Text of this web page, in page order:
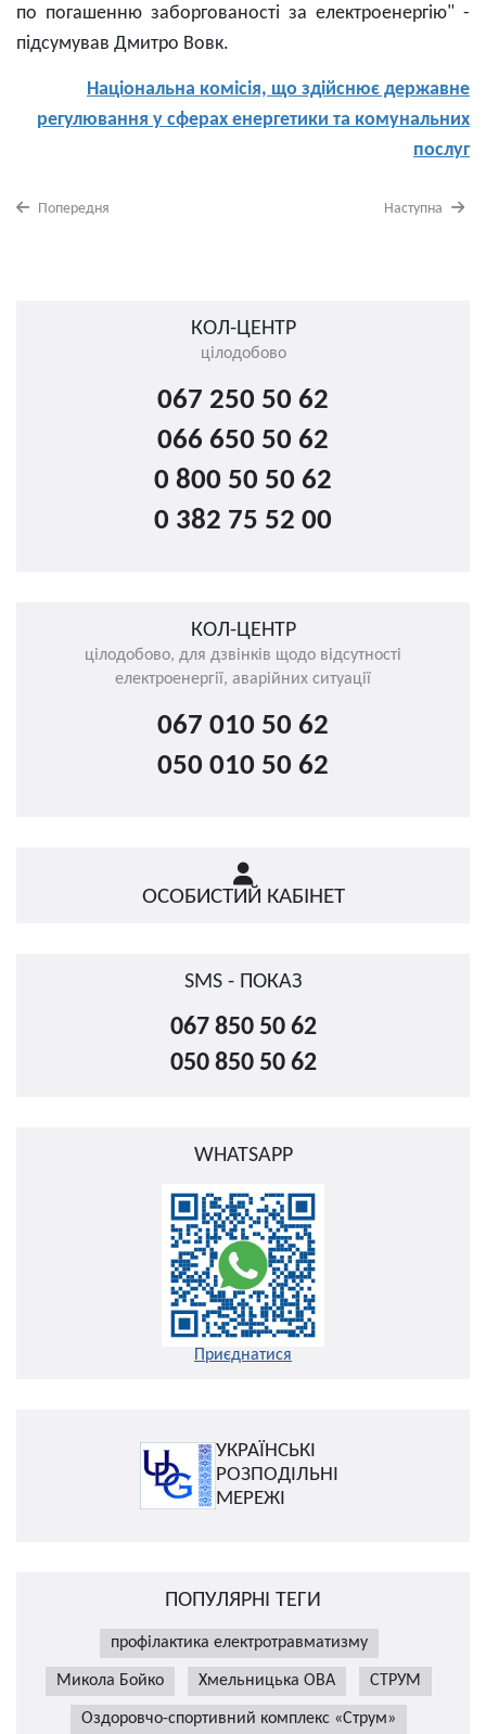
по погашенню заборгованості за електроенергію" -
підсумував Дмитро Вовк.
Національна комісія, що здійснює державне
регулювання у сферах енергетики та комунальних
послуг
Попередня Наступна
КОЛ-ЦЕНТР
цілодобово
067 250 50 62
066 650 50 62
0 800 50 50 62
0 382 75 52 00
КОЛ-ЦЕНТР
цілодобово, для дзвінків щодо відсутності
електроенергії, аварійних ситуації
067 010 50 62
050 010 50 62
ОСОБИСТИЙ КАБІНЕТ
SMS - ПОКАЗ
067 850 50 62
050 850 50 62
WHATSAPP
Приєднатися
УКРАЇНСЬКІ
РОЗПОДІЛЬНІ
МЕРЕЖІ
ПОПУЛЯРНІ ТЕГИ
профілактика електротравматизму
Микола Бойко Хмельницька ОВА СТРУМ
Оздоровчо-спортивний комплекс «Струм»